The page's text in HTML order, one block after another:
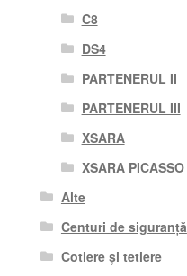
C8
DS4
PARTENERUL II
PARTENERUL III
XSARA
XSARA PICASSO
Alte
Centuri de siguranță
Cotiere și tetiere